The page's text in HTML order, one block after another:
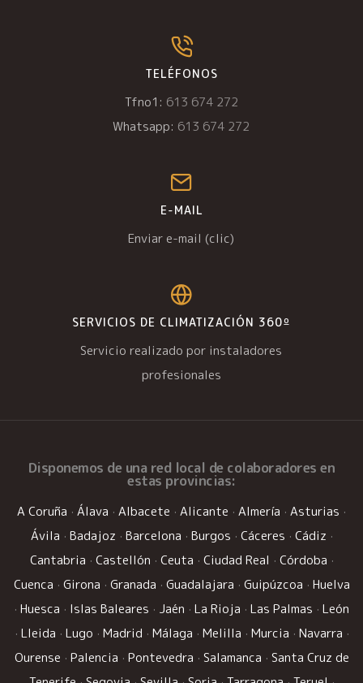
TELÉFONOS
Tfno1: 613 674 272
Whatsapp: 613 674 272
E-MAIL
Enviar e-mail (clic)
SERVICIOS DE CLIMATIZACIÓN 360º
Servicio realizado por instaladores
profesionales
Disponemos de una red local de colaboradores en
estas provincias:
A Coruña · Álava · Albacete · Alicante · Almería · Asturias ·
Ávila · Badajoz · Barcelona · Burgos · Cáceres · Cádiz ·
Cantabria · Castellón · Ceuta · Ciudad Real · Córdoba ·
Cuenca · Girona · Granada · Guadalajara · Guipúzcoa · Huelva
· Huesca · Islas Baleares · Jaén · La Rioja · Las Palmas · León
· Lleida · Lugo · Madrid · Málaga · Melilla · Murcia · Navarra ·
Ourense · Palencia · Pontevedra · Salamanca · Santa Cruz de